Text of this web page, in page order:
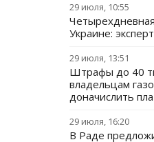
29 июля, 10:55
Украине:
29 июля, 13:51
Штрафы до 40
владельцам
доначислить
29 июля, 16:20
В Раде